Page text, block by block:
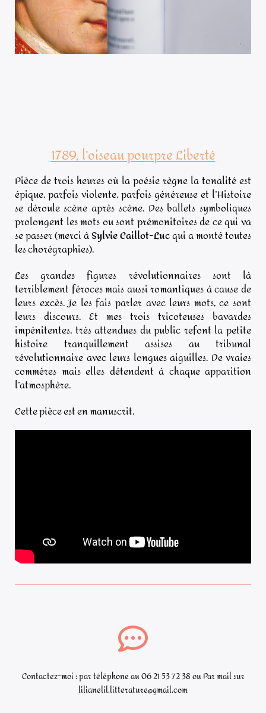
1789, l'oiseau pourpre Liberté
Pièce de trois heures où la poésie règne la tonalité est
épique, parfois violente, parfois généreuse et l’Histoire
se déroule scène après scène. Des ballets symboliques
prolongent les mots ou sont prémonitoires de ce qui va
se passer (merci àSylvie Caillot-Lucqui a monté toutes
les chorégraphies).
Les grandes figures révolutionnaires sont là
terriblement féroces mais aussi romantiques à cause de
leurs excès. Je les fais parler avec leurs mots, ce sont
leurs discours. Et mes trois tricoteuses bavardes
impénitentes, très attendues du public refont la petite
histoire tranquillement assises au tribunal
révolutionnaire avec leurs longues aiguilles. De vraies
commères mais elles détendent à chaque apparition
l’atmosphère.
Cette pièce est en manuscrit.
Contactez-moi : par téléphone au 06 21 53 72 38 ou Par mail sur
lilianelil.litterature@gmail.com